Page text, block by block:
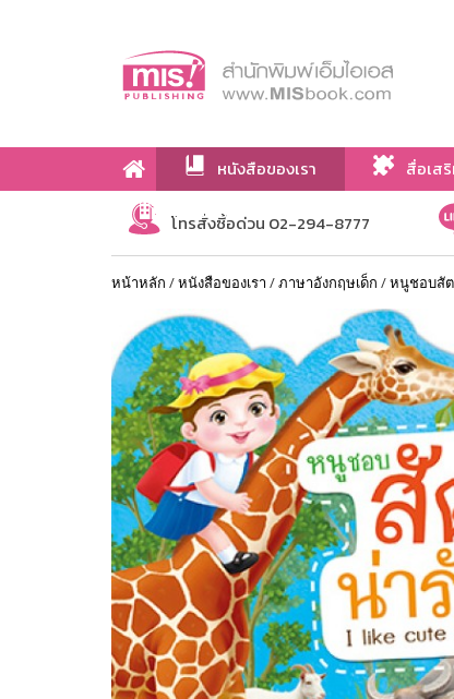
หนังสือของเรา สื่อเส
เกี่ยวกับเรา
โทรสั่งซื้อด่วน 02-294-8777
หน้าหลัก /หนังสือของเรา /ภาษาอังกฤษเด็ก /หนูชอบสั